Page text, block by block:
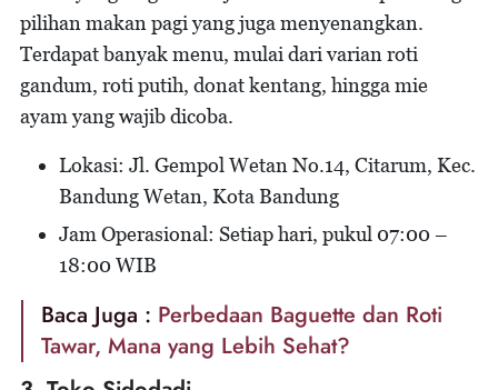
pilihan makan pagi yang juga menyenangkan.
Terdapat banyak menu, mulai dari varian roti
gandum, roti putih, donat kentang, hingga mie
ayam yang wajib dicoba.
Lokasi: Jl. Gempol Wetan No.14, Citarum, Kec.
Bandung Wetan, Kota Bandung
Jam Operasional: Setiap hari, pukul 07:00 –
18:00 WIB
Baca Juga : Perbedaan Baguette dan Roti
Tawar, Mana yang Lebih Sehat?